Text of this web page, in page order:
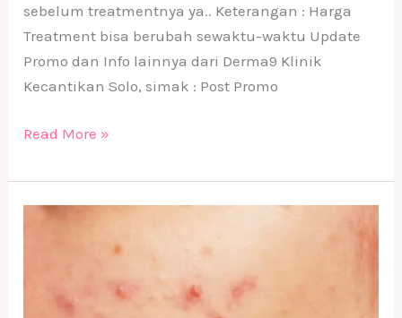
sebelum treatmentnya ya.. Keterangan : Harga
Treatment bisa berubah sewaktu-waktu Update
Promo dan Info lainnya dari Derma9 Klinik
Kecantikan Solo, simak : Post Promo
Read More »
Treatment
Booster